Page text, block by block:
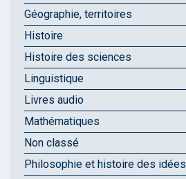
Géographie, territoires
Histoire
Histoire des sciences
Linguistique
Livres audio
Mathématiques
Non classé
Philosophie et histoire des idées